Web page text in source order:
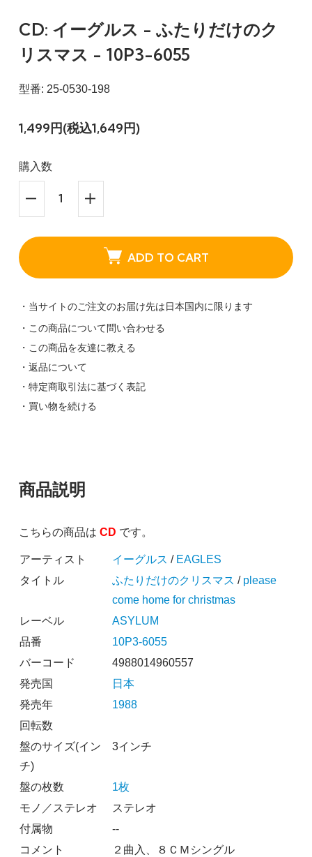
CD: イーグルス - ふたりだけのク
リスマス - 10P3-6055
型番: 25-0530-198
1,499円(税込1,649円)
購入数
ADD TO CART
・当サイトのご注文のお届け先は日本国内に限ります
・この商品について問い合わせる
・この商品を友達に教える
・返品について
・特定商取引法に基づく表記
・買い物を続ける
商品説明
こちらの商品は CD です。
アーティスト イーグルス / EAGLES
タイトル
ふたりだけのクリスマス / please
come home for christmas
レーベル
ASYLUM
品番
10P3-6055
バーコード
4988014960557
発売国
日本
発売年
1988
回転数
盤のサイズ(イン
チ)
3インチ
盤の枚数
1枚
モノ／ステレオ
ステレオ
付属物
--
コメント
２曲入、８ＣＭシングル